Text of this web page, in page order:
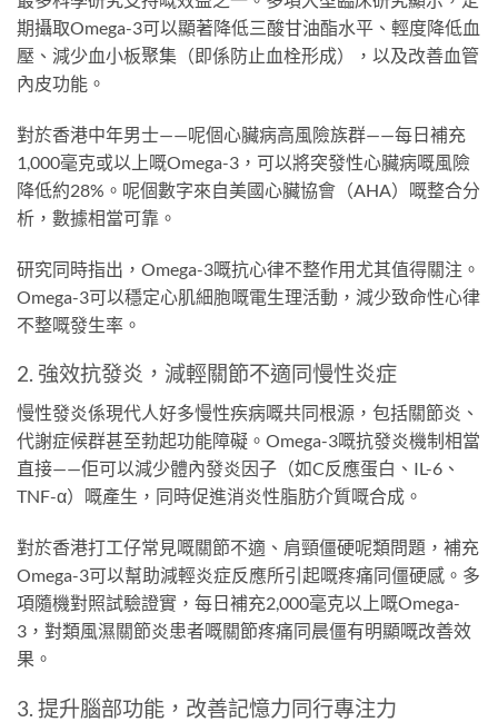
期攝取Omega-3可以顯著降低三酸甘油酯水平、輕度降低血
壓、減少血小板聚集（即係防止血栓形成），以及改善血管
內皮功能。
對於香港中年男士——呢個心臟病高風險族群——每日補充
1,000毫克或以上嘅Omega-3，可以將突發性心臟病嘅風險
降低約28%。呢個數字來自美國心臟協會（AHA）嘅整合分
析，數據相當可靠。
研究同時指出，Omega-3嘅抗心律不整作用尤其值得關注。
Omega-3可以穩定心肌細胞嘅電生理活動，減少致命性心律
不整嘅發生率。
2. 強效抗發炎，減輕關節不適同慢性炎症
慢性發炎係現代人好多慢性疾病嘅共同根源，包括關節炎、
代謝症候群甚至勃起功能障礙。Omega-3嘅抗發炎機制相當
直接——佢可以減少體內發炎因子（如C反應蛋白、IL-6、
TNF-α）嘅產生，同時促進消炎性脂肪介質嘅合成。
對於香港打工仔常見嘅關節不適、肩頸僵硬呢類問題，補充
Omega-3可以幫助減輕炎症反應所引起嘅疼痛同僵硬感。多
項隨機對照試驗證實，每日補充2,000毫克以上嘅Omega-
3，對類風濕關節炎患者嘅關節疼痛同晨僵有明顯嘅改善效
果。
3. 提升腦部功能，改善記憶力同行專注力